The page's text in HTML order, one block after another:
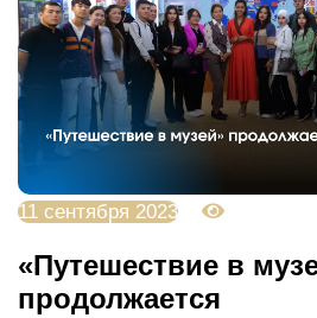
11 сентября 2023
«Путешествие в
продолжается